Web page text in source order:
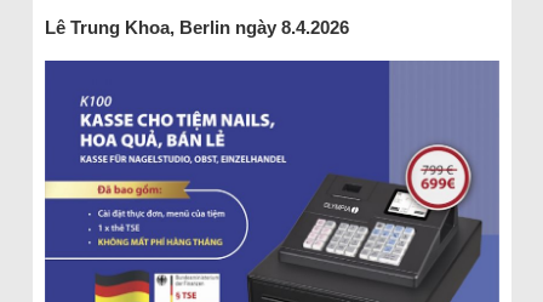
Lê Trung Khoa, Berlin ngày 8.4.2026